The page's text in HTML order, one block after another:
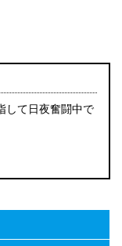
して日夜奮闘中で